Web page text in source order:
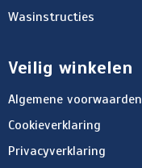
Wasinstructies
Veilig winkelen
Algemene voorwaarden
Cookieverklaring
Privacyverklaring